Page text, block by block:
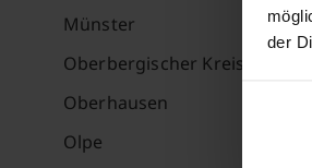
der
Münster
Oberbergischer Kreis
Oberhausen
Olpe